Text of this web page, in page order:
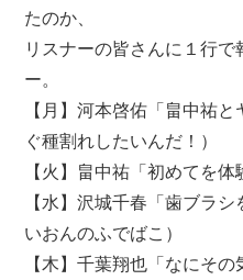
たのか、
リスナーの皆さんに１行
ー。
【月】河本啓佑「畠中祐
ぐ種割れしたいんだ！）
【火】畠中祐「初めてを体
【水】沢城千春「歯ブラ
いおんのふでばこ）
【木】千葉翔也「なにその